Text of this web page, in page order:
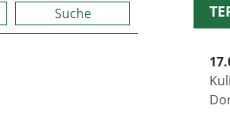
Suche